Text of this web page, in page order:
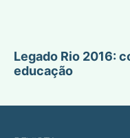
Legado Rio 2016:
educação